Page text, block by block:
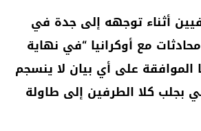
أثناء توجهه إلى جدة في
مع أوكرانيا “في نهاية
الموافقة على أي بيان لا ينسجم
بجلب كلا الطرفين إلى طاولة